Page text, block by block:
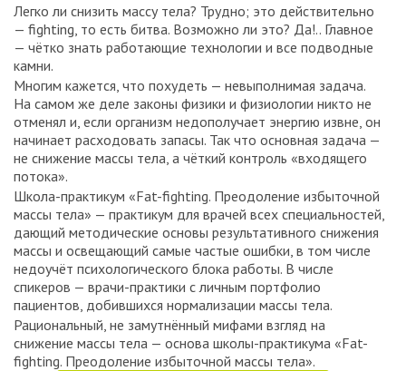
Легко ли снизить массу тела? Трудно; это действительно
— fighting, то есть битва. Возможно ли это? Да!.. Главное
— чётко знать работающие технологии и все подводные
камни.
Многим кажется, что похудеть — невыполнимая задача.
На самом же деле законы физики и физиологии никто не
отменял и, если организм недополучает энергию извне, он
начинает расходовать запасы. Так что основная задача —
не снижение массы тела, а чёткий контроль «входящего
потока».
Школа-практикум «Fat-fighting. Преодоление избыточной
массы тела» — практикум для врачей всех специальностей,
дающий методические основы результативного снижения
массы и освещающий самые частые ошибки, в том числе
недоучёт психологического блока работы. В числе
спикеров — врачи-практики с личным портфолио
пациентов, добившихся нормализации массы тела.
Рациональный, не замутнённый мифами взгляд на
снижение массы тела — основа школы-практикума «Fat-
fighting. Преодоление избыточной массы тела».